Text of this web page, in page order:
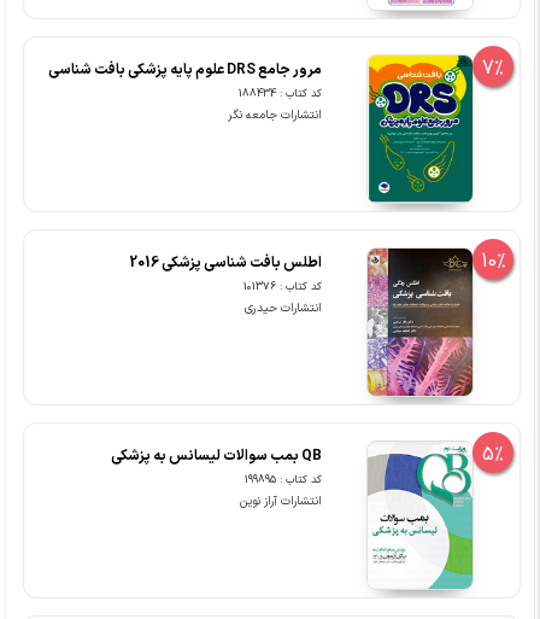
7% مرور جامع DRS علوم پایه پزشکی بافت شناسی
کد کتاب : 188434
انتشارات جامعه نگر
10% اطلس بافت شناسی پزشکی 2016
کد کتاب : 101376
انتشارات حیدری
5% QB بمب سوالات لیسانس به پزشکی
کد کتاب : 199895
انتشارات آراز نوین